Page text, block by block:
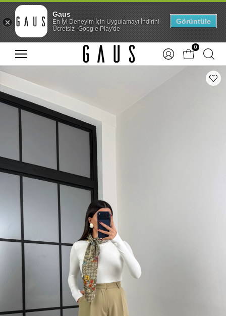
0
Gaus
En İyi Deneyim İçin Uygulamayı İndirin!
Ücretsiz -Google Play'de
Görüntüle